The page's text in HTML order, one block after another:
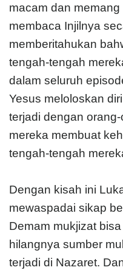
macam dan
membaca Injilnya
memberitahukan
tengah-tengah
dalam seluruh
Yesus meloloskan
terjadi dengan
mereka membuat
tengah-tengah
Dengan kisah ini
mewaspadai sikap
Demam mukjizat
hilangnya sumber
terjadi di Nazaret.